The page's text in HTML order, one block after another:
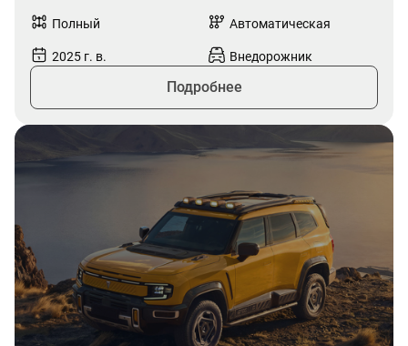
Полный Автоматическая
2025 г. в. Внедорожник
Подробнее